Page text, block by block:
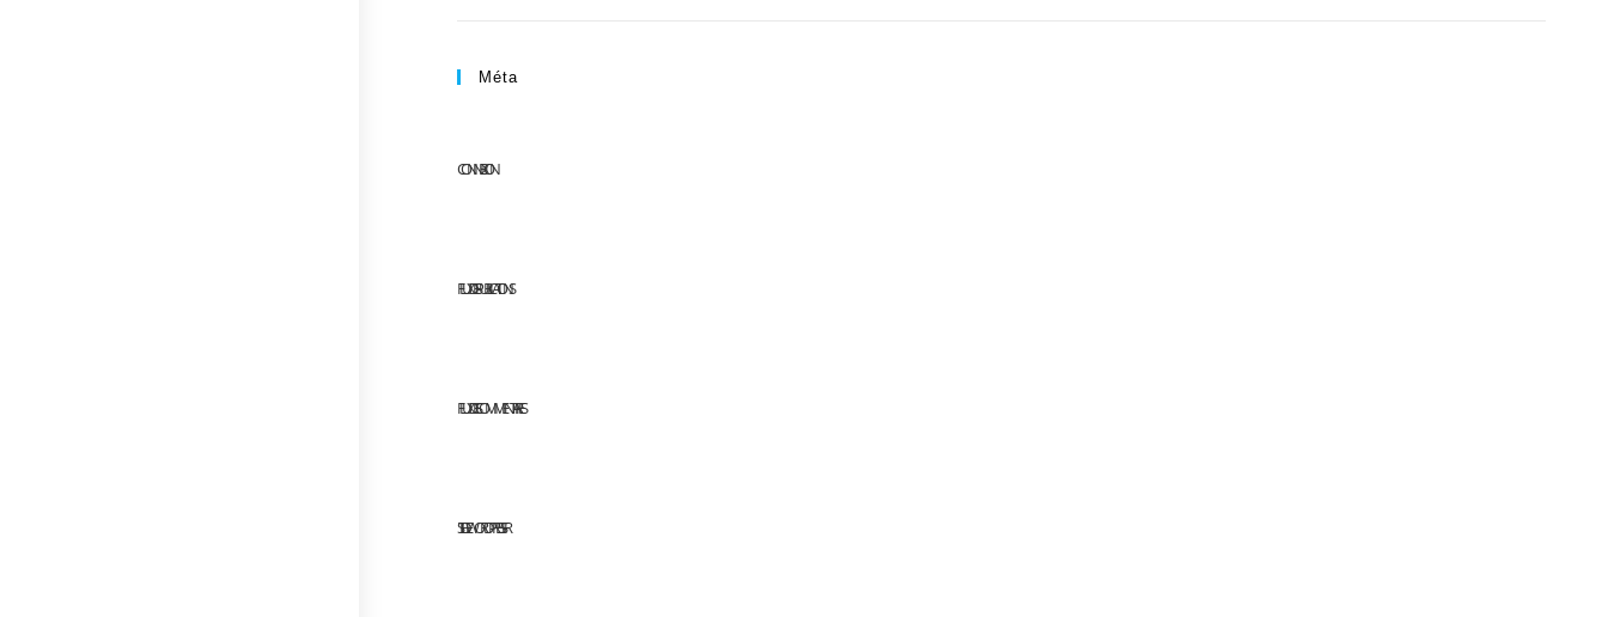
Méta
CONNEXION
FLUX DES PUBLICATIONS
FLUX DES COMMENTAIRES
SITE DE WORDPRESS-FR